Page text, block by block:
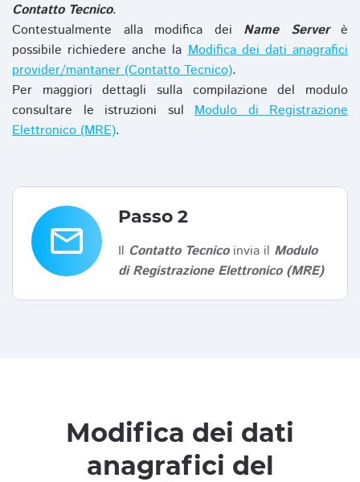
Contatto Tecnico.
Contestualmente alla modifica dei Name Serverè
possibile richiedere anche laModifica dei dati anagrafici
provider/mantaner (Contatto Tecnico).
Per maggiori dettagli sulla compilazione del modulo
consultare le istruzioni sul Modulo di Registrazione
Elettronico (MRE).
email
Passo 2
Il Contatto Tecnicoinvia il Modulo
di Registrazione Elettronico (MRE)
Modifica dei dati
anagrafici del